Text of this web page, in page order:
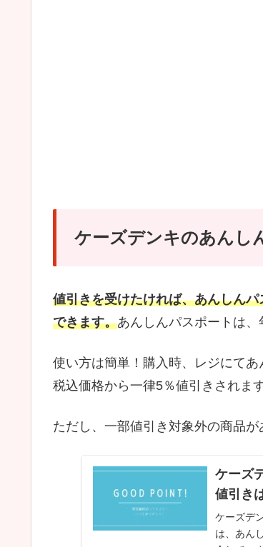
ケーズデンキのあんし
値引きを受けたければ、あんしん
できます。あんしんパスポートは、
使い方は簡単！購入時、レジにて
税込価格から一律5％値引きされます
ただし、一部値引き対象外の商品が
ケーズ
値引き
ケーズデ
は、あん